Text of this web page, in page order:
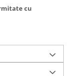
te cu